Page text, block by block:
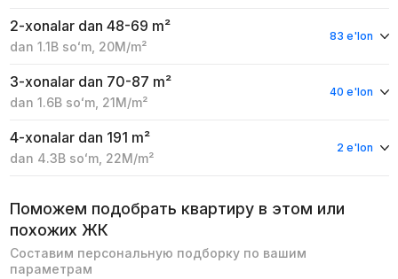
2-xonalar dan 48-69 m²
dan 1.1B soʻm, 20M/m²
83 e'lon
3-xonalar dan 70-87 m²
dan 1.6B soʻm, 21M/m²
40 e'lon
4-xonalar dan 191 m²
dan 4.3B soʻm, 22M/m²
2 e'lon
Поможем подобрать квартиру в этом или
похожих ЖК
Составим персональную подборку по вашим
параметрам